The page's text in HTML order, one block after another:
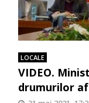
LOCALE
VIDEO.
drumurilor